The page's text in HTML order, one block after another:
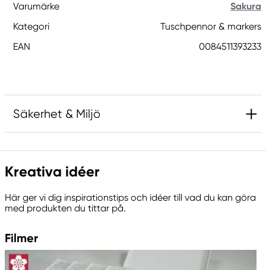
Varumärke
Sakura
Kategori
Tuschpennor & markers
EAN
0084511393233
Säkerhet & Miljö
Ansvarig EU
Sakura
Sophialaan 46
7311 PD Apeldoorn, Netherlands
+31 (0)55 527 4700
Kreativa idéer
Här ger vi dig inspirationstips och idéer till vad du kan göra
med produkten du tittar på.
Filmer